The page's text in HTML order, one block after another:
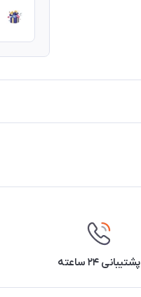
پشتیبانی ۲۴ ساعته